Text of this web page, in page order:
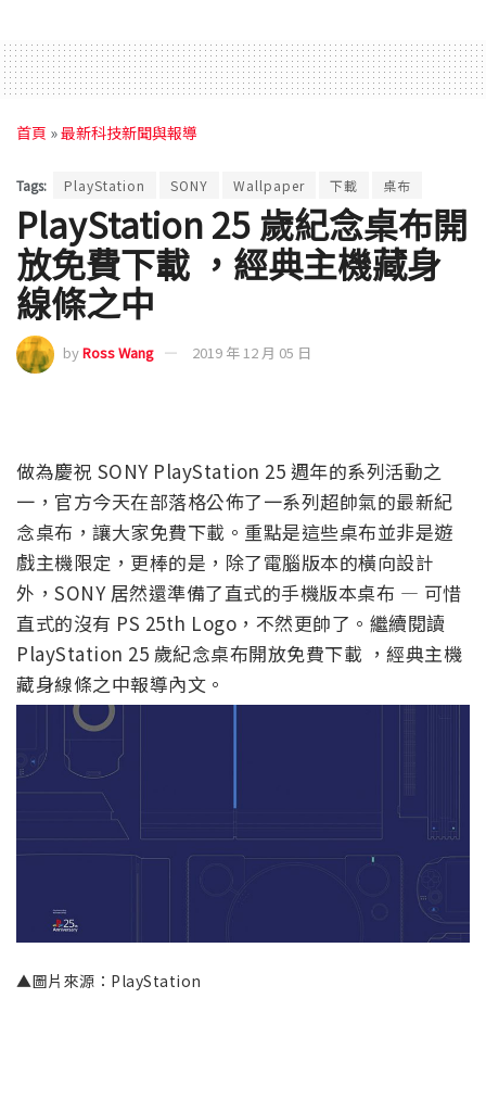
首頁 »最新科技新聞與報導
Tags: PlayStation SONY Wallpaper 下載 桌布
PlayStation 25 歲紀念桌布開
放免費下載 ，經典主機藏身
線條之中
byRoss Wang 2019 年 12 月 05 日
做為慶祝 SONY PlayStation 25 週年的系列活動之
一，官方今天在部落格公佈了一系列超帥氣的最新紀
念桌布，讓大家免費下載。重點是這些桌布並非是遊
戲主機限定，更棒的是，除了電腦版本的橫向設計
外，SONY 居然還準備了直式的手機版本桌布 — 可惜
直式的沒有 PS 25th Logo，不然更帥了。繼續閱讀
PlayStation 25 歲紀念桌布開放免費下載 ，經典主機
藏身線條之中報導內文。
▲圖片來源：PlayStation